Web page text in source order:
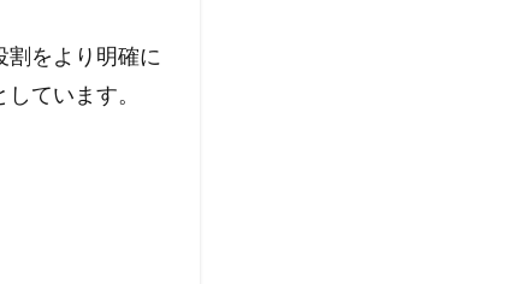
をより明確に
ています。